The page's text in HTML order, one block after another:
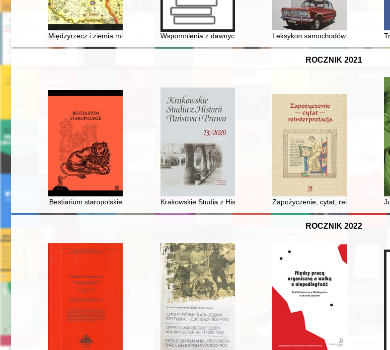
Międzyrzecz i ziemia międzyrzecka : szkice z przeszłościWspomnienia z dawnych lat księdza emeryta rodem z Filkówki w
Leksykon samochodów : Polski Fiat
ROCZNIK 2021
Bestiarium staropolskie Krakowskie Studia z Historii Państwa i Prawa. [T.] 13, z. 2 (2020) =
Zapożyczenie, cytat, reinterpretacja
ROCZNIK 2022